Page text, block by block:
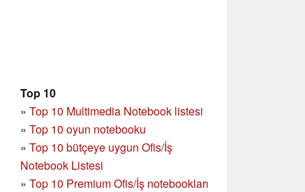
Top 10
» Top 10 Multimedia Notebook listesi
» Top 10 oyun notebooku
» Top 10 bütçeye uygun Ofis/İş
Notebook Listesi
» Top 10 Premium Ofis/İş notebookları